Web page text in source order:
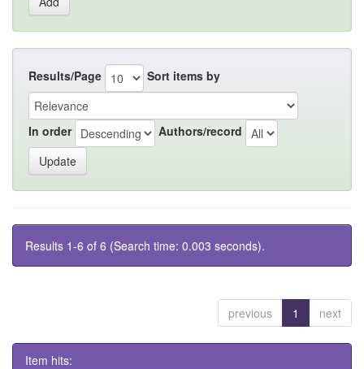
Results/Page Sort items by
In order Authors/record
Results 1-6 of 6 (Search time: 0.003 seconds).
previous 1 next
Item hits: